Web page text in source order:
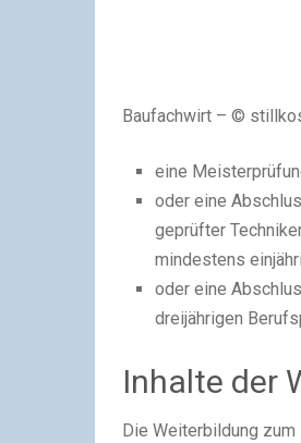
Baufachwirt – ©
eine
oder eine
geprüfter
mindestens
oder eine
dreijährigen
Inhalte der
Die Weiterbildung